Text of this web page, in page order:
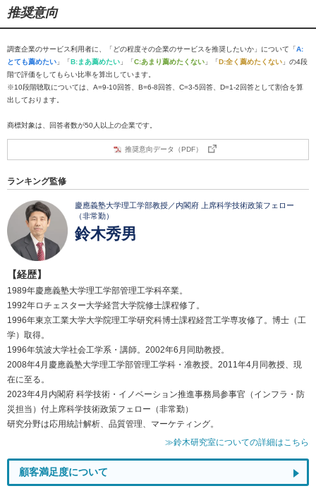
推奨意向
調査企業のサービス利用者に、「どの程度その企業のサービスを推奨したいか」について「A:
とても薦めたい 」「B:まあ薦めたい 」「C:あまり薦めたくない 」「D:全く薦めたくない 」の4段
階で評価をしてもらい比率を算出しています。
※10段階聴取については、A=9-10回答、B=6-8回答、C=3-5回答、D=1-2回答として割合を算
出しております。
商標対象は、回答者数が50人以上の企業です。
推奨意向データ（PDF）
ランキング監修
慶應義塾大学理工学部教授／内閣府 上席科学技術政策フェロー
（非常勤）
鈴木秀男
【経歴】
1989年慶應義塾大学理工学部管理工学科卒業。
1992年ロチェスター大学経営大学院修士課程修了。
1996年東京工業大学大学院理工学研究科博士課程経営工学専攻修了。博士（工
学）取得。
1996年筑波大学社会工学系・講師。2002年6月同助教授。
2008年4月慶應義塾大学理工学部管理工学科・准教授。2011年4月同教授、現
在に至る。
2023年4月内閣府 科学技術・イノベーション推進事務局参事官（インフラ・防
災担当）付上席科学技術政策フェロー（非常勤）
研究分野は応用統計解析、品質管理、マーケティング。
≫鈴木研究室についての詳細はこちら
顧客満足度について